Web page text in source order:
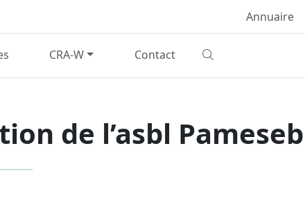
Annuaire
CRA-W Contact
de l’asbl Pameseb